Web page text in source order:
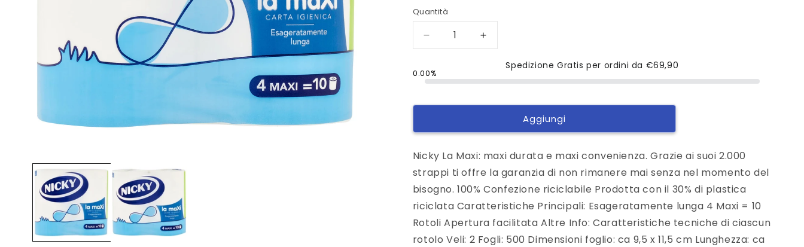
listino
Quantità
Diminuisci
quantità
Nicky
Maxi
pz
Aumenta
quantità
Nicky
Maxi
pz
Spedizione Gratis per ordini da €69,90
0.00%
Aggiungi
Nicky La Maxi: maxi durata e maxi convenienza. Grazie ai suoi 2.000
strappi ti offre la garanzia di non rimanere mai senza nel momento del
bisogno. 100% Confezione riciclabile Prodotta con il 30% di plastica
riciclata Caratteristiche Principali: Esageratamente lunga 4 Maxi = 10
Rotoli Apertura facilitata Altre Info: Caratteristiche tecniche di ciascun
rotolo Veli: 2 Fogli: 500 Dimensioni foglio: ca 9,5 x 11,5 cm Lunghezza: ca